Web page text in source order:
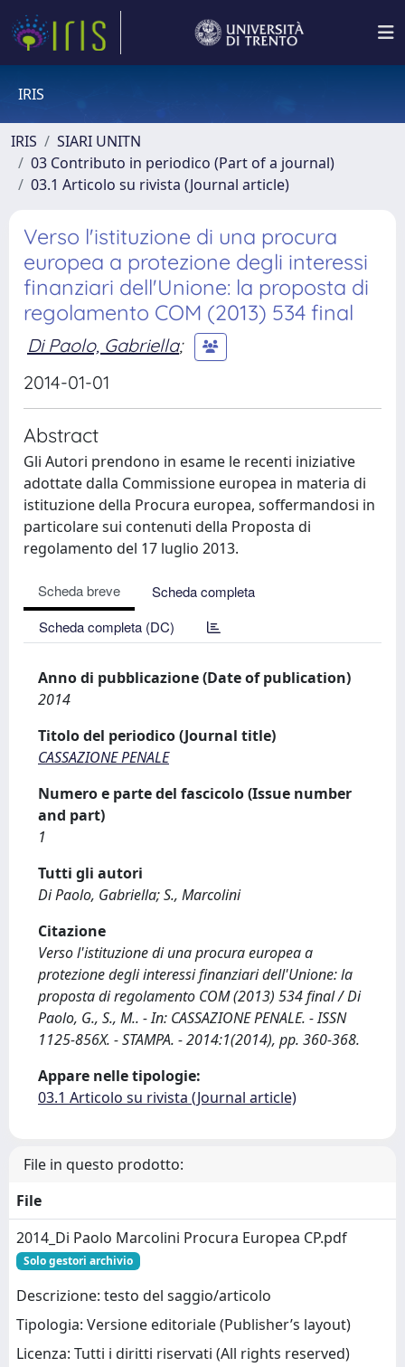
IRIS
IRIS
SIARI UNITN
03 Contributo in periodico (Part of a journal)
03.1 Articolo su rivista (Journal article)
Verso l'istituzione di una procura
europea a protezione degli interessi
finanziari dell'Unione: la proposta di
regolamento COM (2013) 534 final
Di Paolo, Gabriella;
2014-01-01
Abstract
Gli Autori prendono in esame le recenti iniziative
adottate dalla Commissione europea in materia di
istituzione della Procura europea, soffermandosi in
particolare sui contenuti della Proposta di
regolamento del 17 luglio 2013.
Scheda breve
Scheda completa
Scheda completa (DC)
Anno di pubblicazione (Date of publication)
2014
Titolo del periodico (Journal title)
CASSAZIONE PENALE
Numero e parte del fascicolo (Issue number
and part)
1
Tutti gli autori
Di Paolo, Gabriella; S., Marcolini
Citazione
Verso l'istituzione di una procura europea a
protezione degli interessi finanziari dell'Unione: la
proposta di regolamento COM (2013) 534 final / Di
Paolo, G., S., M.. - In: CASSAZIONE PENALE. - ISSN
1125-856X. - STAMPA. - 2014:1(2014), pp. 360-368.
Appare nelle tipologie:
03.1 Articolo su rivista (Journal article)
File in questo prodotto:
File
2014_Di Paolo Marcolini Procura Europea CP.pdf
Solo gestori archivio
Descrizione: testo del saggio/articolo
Tipologia: Versione editoriale (Publisher’s layout)
Licenza: Tutti i diritti riservati (All rights reserved)